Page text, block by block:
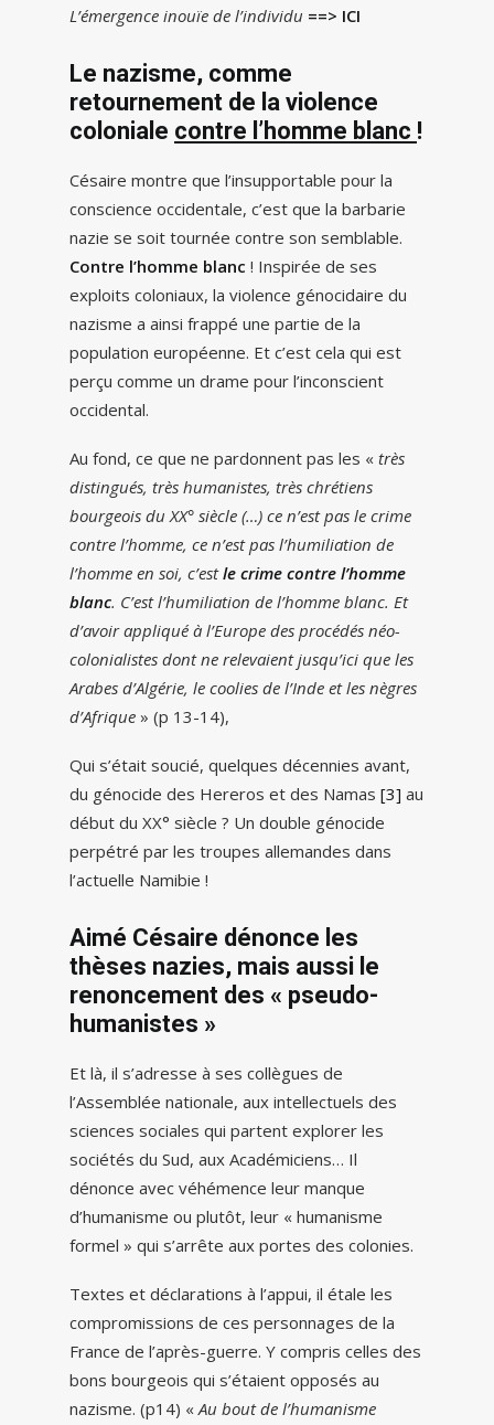
L’émergence inouïe de l’individu ==> ICI
Le nazisme, comme
retournement de la violence
coloniale contre l’homme blanc !
Césaire montre que l’insupportable pour la
conscience occidentale, c’est que la barbarie
nazie se soit tournée contre son semblable.
Contre l’homme blanc ! Inspirée de ses
exploits coloniaux, la violence génocidaire du
nazisme a ainsi frappé une partie de la
population européenne. Et c’est cela qui est
perçu comme un drame pour l’inconscient
occidental.
Au fond, ce que ne pardonnent pas les « très
distingués, très humanistes, très chrétiens
bourgeois du XX° siècle (…) ce n’est pas le crime
contre l’homme, ce n’est pas l’humiliation de
l’homme en soi, c’estle crime contre l’homme
blanc. C’est l’humiliation de l’homme blanc. Et
d’avoir appliqué à l’Europe des procédés néo-
colonialistes dont ne relevaient jusqu’ici que les
Arabes d’Algérie, le coolies de l’Inde et les nègres
d’Afrique » (p 13-14),
Qui s’était soucié, quelques décennies avant,
du génocide des Hereros et des Namas [3] au
début du XX° siècle ? Un double génocide
perpétré par les troupes allemandes dans
l’actuelle Namibie !
Aimé Césaire dénonce les
thèses nazies, mais aussi le
renoncement des « pseudo-
humanistes »
Et là, il s’adresse à ses collègues de
l’Assemblée nationale, aux intellectuels des
sciences sociales qui partent explorer les
sociétés du Sud, aux Académiciens… Il
dénonce avec véhémence leur manque
d’humanisme ou plutôt, leur « humanisme
formel » qui s’arrête aux portes des colonies.
Textes et déclarations à l’appui, il étale les
compromissions de ces personnages de la
France de l’après-guerre. Y compris celles des
bons bourgeois qui s’étaient opposés au
nazisme. (p14) «Au bout de l’humanisme